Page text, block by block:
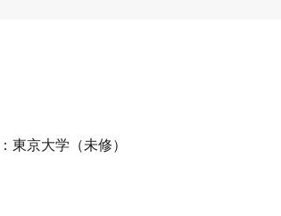
東京大学（未修）